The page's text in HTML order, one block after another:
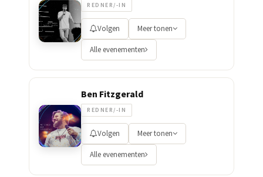
REDNER/-IN
Volgen Meer tonen
Alle evenementen
Ben Fitzgerald
REDNER/-IN
Volgen Meer tonen
Alle evenementen